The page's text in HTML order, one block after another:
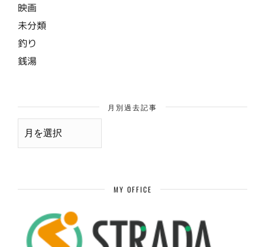
映画
未分類
釣り
銭湯
月別過去記事
月
MY OFFICE